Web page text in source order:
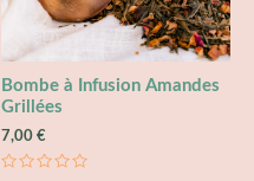
Bombe à Infusion Amandes
Grillées
7,00 €